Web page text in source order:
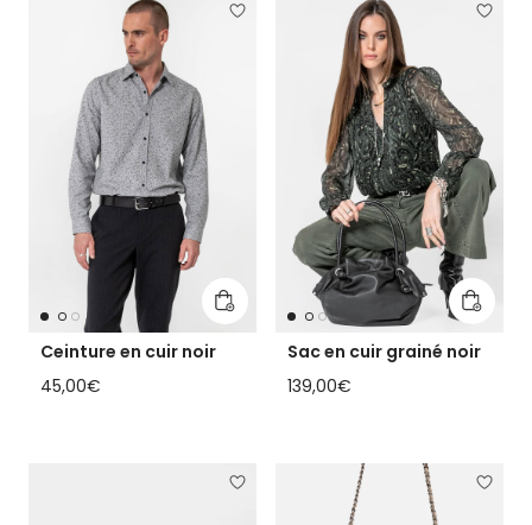
Ajouter au panier
Ceinture en cuir noir
Prix habituel
45,00€
Ajouter
Sac en cuir grainé noir
Prix habituel
139,00€